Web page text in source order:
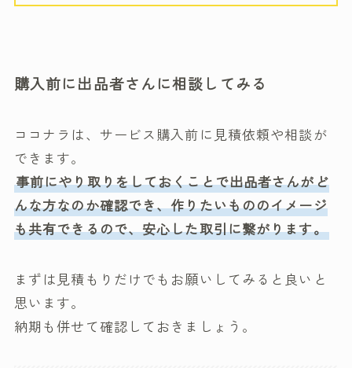
購入前に出品者さんに相談してみる
ココナラは、サービス購入前に見積依頼や相談が
できます。
事前にやり取りをしておくことで出品者さんがど
んな方なのか確認でき、作りたいもののイメージ
も共有できるので、安心した取引に繋がります。
まずは見積もりだけでもお願いしてみると良いと
思います。
納期も併せて確認しておきましょう。